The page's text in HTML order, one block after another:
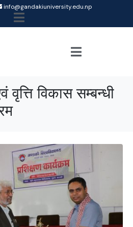
info@gandakiuniversity.edu.np
वृत्ति विकास सम्बन्धी